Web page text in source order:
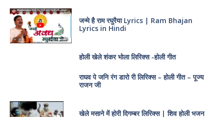
जन्मे है राम रघुरैया Lyrics | Ram Bhajan
Lyrics in Hindi
होली खेले शंकर भोला लिरिक्स -होली गीत
राघव पे जनि रंग डारो री लिरिक्स – होली गीत – पूज्य
राजन जी
खेले मसाने में होरी दिगम्बर लिरिक्स | शिव होली भजन